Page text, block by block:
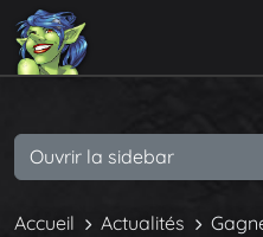
Accueil Actualités
Ouvrir la sidebar